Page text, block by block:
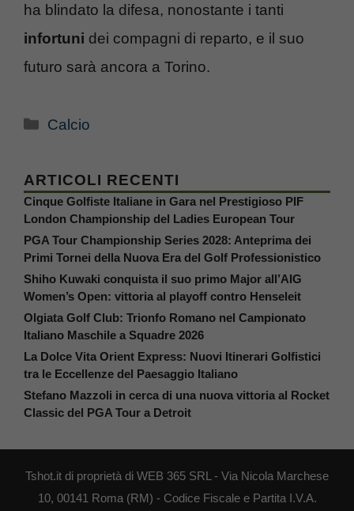
ha blindato la difesa, nonostante i tanti
infortuni dei compagni di reparto, e il suo
futuro sarà ancora a Torino.
Categorie
Calcio
ARTICOLI RECENTI
Cinque Golfiste Italiane in Gara nel Prestigioso PIF
London Championship del Ladies European Tour
PGA Tour Championship Series 2028: Anteprima dei
Primi Tornei della Nuova Era del Golf Professionistico
Shiho Kuwaki conquista il suo primo Major all’AIG
Women’s Open: vittoria al playoff contro Henseleit
Olgiata Golf Club: Trionfo Romano nel Campionato
Italiano Maschile a Squadre 2026
La Dolce Vita Orient Express: Nuovi Itinerari Golfistici
tra le Eccellenze del Paesaggio Italiano
Stefano Mazzoli in cerca di una nuova vittoria al Rocket
Classic del PGA Tour a Detroit
Tshot.it di proprietà di WEB 365 SRL - Via Nicola Marchese
10, 00141 Roma (RM) - Codice Fiscale e Partita I.V.A.